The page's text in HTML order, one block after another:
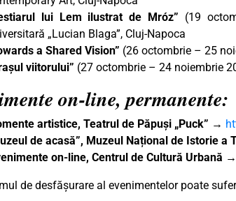
lui Lem ilustrat de Mróz” (19
„Lucian Blaga”, Cluj-Napoca
a Shared Vision” (26 octombrie – 25
viitorului” (27 octombrie – 24 noiembrie
on-line, permanente:
artistice, Teatrul de Păpuși „Puck” →
de acasă”, Muzeul Național de Istorie a
on-line, Centrul de Cultură Urbană →
de desfășurare al evenimentelor poate